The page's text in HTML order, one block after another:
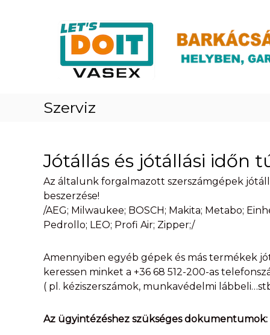
LET’S
DOIT
Szerviz
Jótállás és jótállási időn
Az általunk forgalmazott szerszámgépek
beszerzése!
/AEG; Milwaukee; BOSCH; Makita; Metabo;
Pedrollo; LEO; Profi Air; Zipper;/
Amennyiben egyéb gépek és más termékek
keressen minket a +36 68 512-200-as
( pl. kéziszerszámok, munkavédelmi
Az ügyintézéshez szükséges dokumentumok: